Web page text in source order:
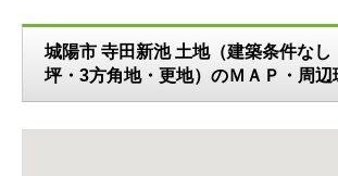
城陽市 寺田新池 土地（建築条件なし
坪・3方角地・更地）のＭＡＰ・周辺